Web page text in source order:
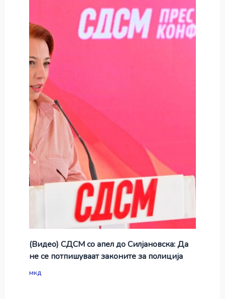
(Видео) СДСМ со апел до Силјановска: Да
не се потпишуваат законите за полиција
мкд